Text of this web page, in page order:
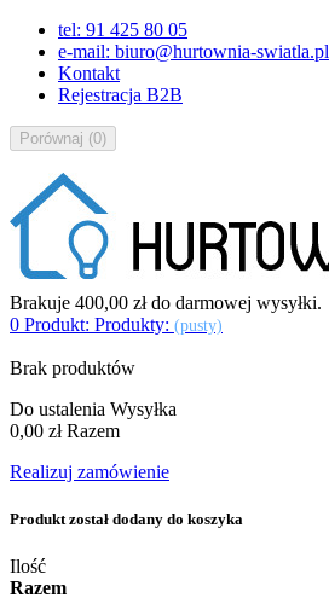
tel: 91 425 80 05
e-mail: biuro@hurtownia-swiatla.pl
Kontakt
Rejestracja B2B
Porównaj (0)
Brakuje 400,00 złdo darmowej wysyłki.
0 Produkt: Produkty: (pusty)
Brak produktów
Do ustalenia Wysyłka
0,00 zł Razem
Realizuj zamówienie
Produkt został dodany do koszyka
Ilość
Razem